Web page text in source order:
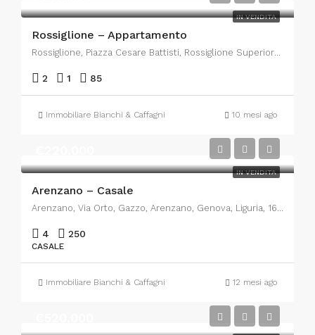
IN VENDITA
Rossiglione – Appartamento
Rossiglione, Piazza Cesare Battisti, Rossiglione Superiore, Rossiglione, Genova, Liguria, 16060, Italia
2 1 85
Immobiliare Bianchi & Caffagni 10 mesi ago
IN VENDITA
Arenzano – Casale
Arenzano, Via Orto, Gazzo, Arenzano, Genova, Liguria, 16011, Italia
4 250
CASALE
Immobiliare Bianchi & Caffagni 12 mesi ago